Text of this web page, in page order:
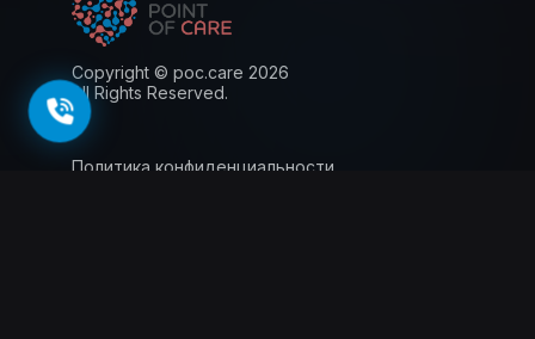
Copyright © poc.care 2026
All Rights Reserved.
Политика конфиденциальности